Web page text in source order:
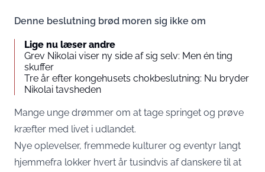
Denne beslutning brød moren sig ikke om
Lige nu læser andre
Grev Nikolai viser ny side af sig selv: Men én ting
skuffer
Tre år efter kongehusets chokbeslutning: Nu bryder
Nikolai tavsheden
Mange unge drømmer om at tage springet og prøve
kræfter med livet i udlandet.
Nye oplevelser, fremmede kulturer og eventyr langt
hjemmefra lokker hvert år tusindvis af danskere til at